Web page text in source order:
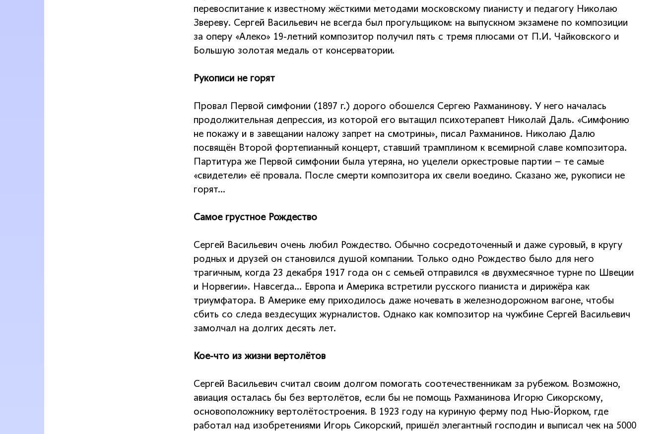
перевоспитание к известному жёсткими методами московскому пианисту и педагогу Николаю
Звереву. Сергей Васильевич не всегда был прогульщиком: на выпускном экзамене по композиции
за оперу «Алеко» 19-летний композитор получил пять с тремя плюсами от П.И. Чайковского и
Большую золотая медаль от консерватории.
Рукописи не горят
Провал Первой симфонии (1897 г.) дорого обошелся Сергею Рахманинову. У него началась
продолжительная депрессия, из которой его вытащил психотерапевт Николай Даль. «Симфонию
не покажу и в завещании наложу запрет на смотрины», писал Рахманинов. Николаю Далю
посвящён Второй фортепианный концерт, ставший трамплином к всемирной славе композитора.
Партитура же Первой симфонии была утеряна, но уцелели оркестровые партии – те самые
«свидетели» её провала. После смерти композитора их свели воедино. Сказано же, рукописи не
горят…
Самое грустное Рождество
Сергей Васильевич очень любил Рождество. Обычно сосредоточенный и даже суровый, в кругу
родных и друзей он становился душой компании. Только одно Рождество было для него
трагичным, когда 23 декабря 1917 года он с семьей отправился «в двухмесячное турне по Швеции
и Норвегии». Навсегда… Европа и Америка встретили русского пианиста и дирижёра как
триумфатора. В Америке ему приходилось даже ночевать в железнодорожном вагоне, чтобы
сбить со следа вездесущих журналистов. Однако как композитор на чужбине Сергей Васильевич
замолчал на долгих десять лет.
Кое-что из жизни вертолётов
Сергей Васильевич считал своим долгом помогать соотечественникам за рубежом. Возможно,
авиация осталась бы без вертолётов, если бы не помощь Рахманинова Игорю Сикорскому,
основоположнику вертолётостроения. В 1923 году на куриную ферму под Нью-Йорком, где
работал над изобретениями Игорь Сикорский, пришёл элегантный господин и выписал чек на 5000